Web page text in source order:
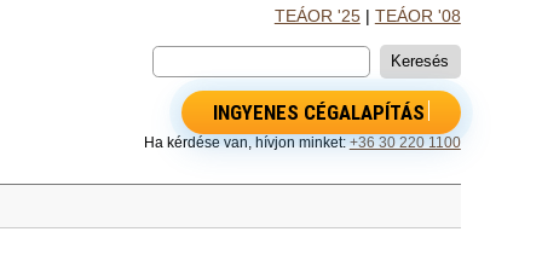
TEÁOR '25| TEÁOR '08
INGYENES CÉGALAPÍTÁS
Ha kérdése van, hívjon minket: +36 30 220 1100